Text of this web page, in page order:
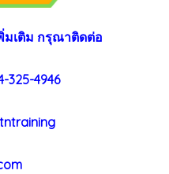
มเติม กรุณาติดต่อ
325-4946